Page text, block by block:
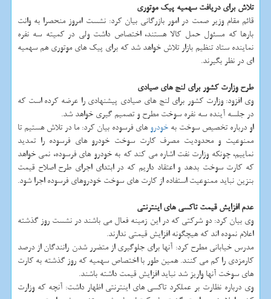
تلاش برای دریافت سهمیه پیك موتوری
قائم مقام وزیر صمت در امور بازرگانی بیان كرد: نشست امروز منحصرا به وانت
بارها كه مسئول حمل كالا هستند، اختصاص داشت ولی در كمیته سه نفره
نماینده ستاد تنظیم بازار تلاش خواهد شد كه برای پیك های موتوری هم سهمیه
ای در نظر بگیرند.
طرح وزارت كشور برای لنج های صیادی
وی افزود: وزارت كشور برای لنج های صیادی پیشنهادی را عرضه كرده است كه
در جلسه آینده سه نفره سوخت مطرح و تصمیم گیری خواهد شد.
او درباره تخصیص سوخت به خودروهای فرسوده بیان كرد: ما در تلاش هستیم تا
ممنوعیت و محدودیت مصرف كارت سوخت خودرو های فرسوده را تمدید
نماییم، چونكه وزارت نفت اشاره می كند كه به خودرو های فرسوده، نمی خواهد
كه كارت سوخت بدهد و اعتقاد داریم كه در ابتدای اجرای طرح اصلاح قیمت
بنزین نباید ممنوعیت استفاده از كارت های سوخت خودروهای فرسوده اجرا شود.
عدم افزایش قیمت تاكسی های اینترنتی
وی بیان كرد: دو شركتی كه در این زمینه فعال می باشند در نشست روز گذشته
اعلام نموده اند كه هیچگونه افزایش قیمتی ندارند.
مدرس خیابانی مطرح كرد: آنها برای جلوگیری از متضرر شدن رانندگان از درصد
كارمزدی را كم می كنند. همین طور با اختصاص سهمیه كه روز گذشته به كارت
های سوخت آنها واریز شد نباید افزایش قیمت داشته باشند.
وی درباره نظارت بر عملكرد تاكسی های اینترنتی اظهار داشت: آنچه كه وزارت